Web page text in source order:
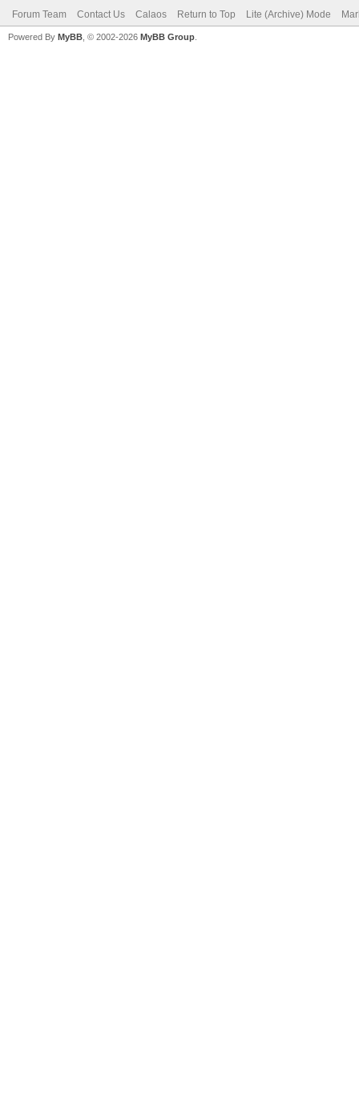
Forum Team Contact Us Calaos Return to Top Lite (Archive) Mode
Powered By MyBB , © 2002-2026 MyBB Group